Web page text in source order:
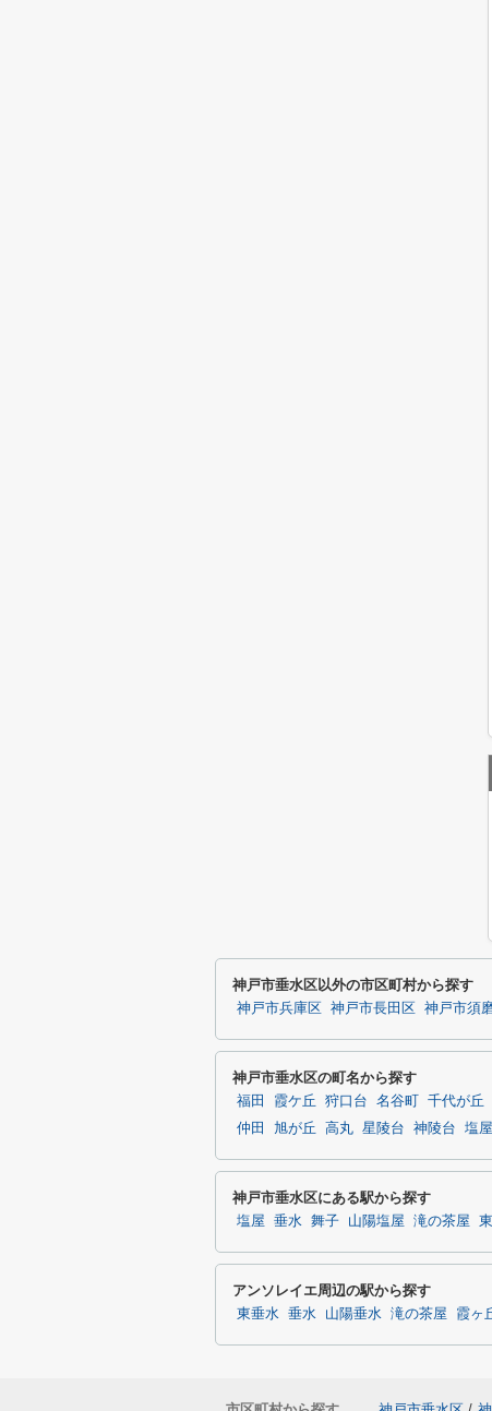
神戸市垂水区以外の市区町村から探す
神戸市兵庫区 神戸市長田区 神戸市須
神戸市垂水区の町名から探す
福田 霞ケ丘 狩口台 名谷町 千代が丘
仲田
旭が丘 高丸 星陵台 神陵台 塩屋
神戸市垂水区にある駅から探す
塩屋 垂水 舞子 山陽塩屋 滝の茶屋
アンソレイエ周辺の駅から探す
東垂水 垂水 山陽垂水 滝の茶屋 霞ヶ